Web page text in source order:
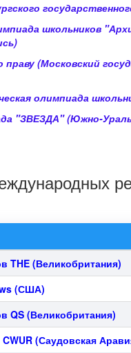
школьников
(Московский
олимпиада
"ЗВЕЗДА" (Южно-
THE (Великобритания)
(США)
QS (Великобритания)
(Саудовская